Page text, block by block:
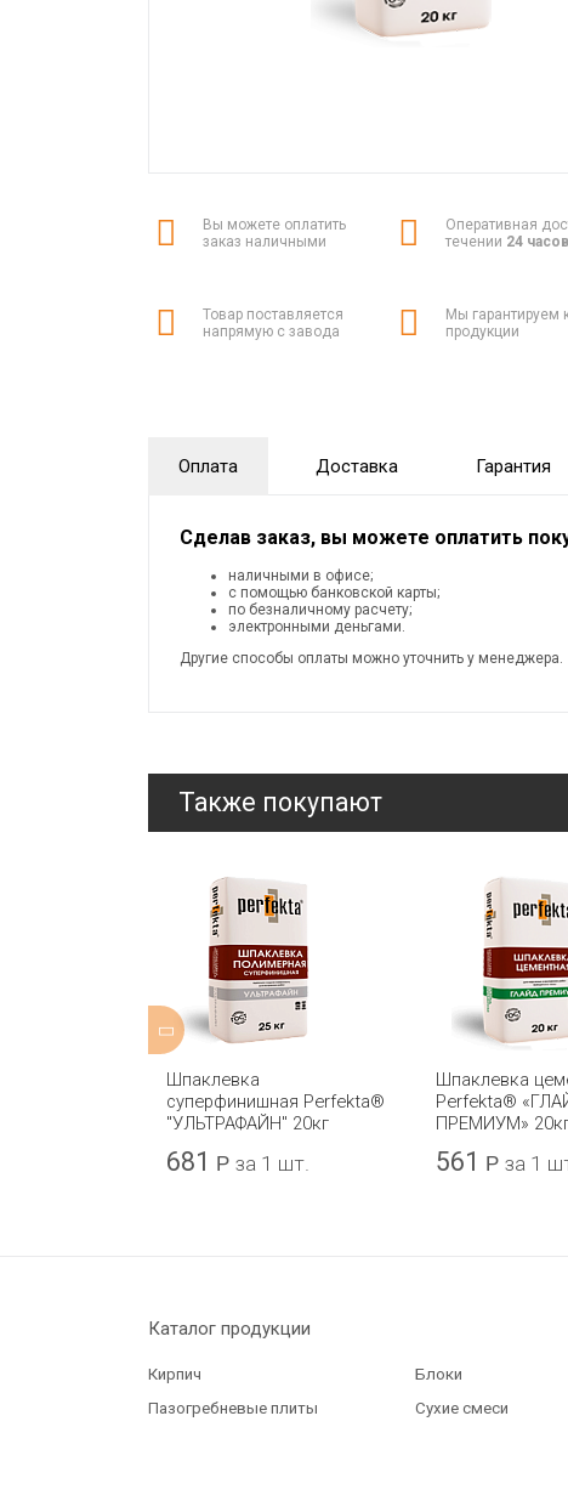
Вы можете оплатить
заказ наличными
Оперативная
течении 24 часов
Товар поставляется
напрямую с завода
Мы гарантируем
продукции
Оплата Доставка Гарантия
Сделав заказ, вы можете оплатить
наличными в офисе;
с помощью банковской карты;
по безналичному расчету;
электронными деньгами.
Другие способы оплаты можно уточнить у менеджера.
Также покупают
Шпаклевка
суперфинишная Perfekta®
"УЛЬТРАФАЙН" 20кг
681 Р за 1 шт.
Шпаклевка
Perfekta®
ПРЕМИУМ»
561 Р за 1
Каталог продукции
Кирпич
Блоки
Пазогребневые плиты
Сухие смеси